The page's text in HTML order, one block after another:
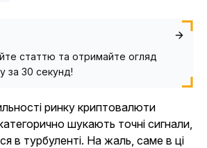
статтю та отримайте огляд
за 30 секунд!
ринку криптовалюти
шукають точні сигнали,
в турбуленті. На жаль, саме в ці